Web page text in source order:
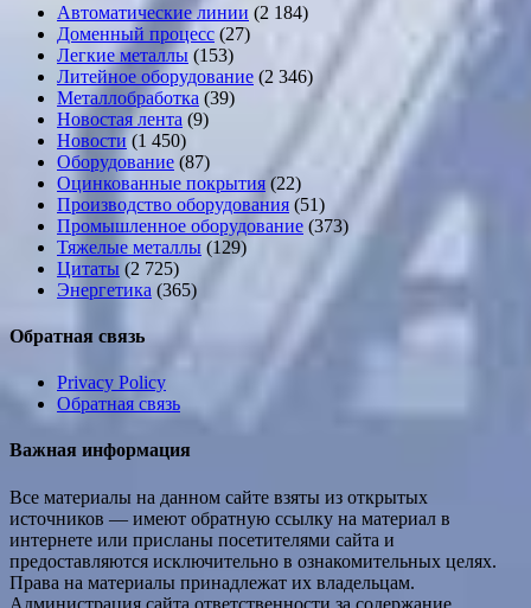
Автоматические линии (2 184)
Доменный процесс (27)
Легкие металлы (153)
Литейное оборудование (2 346)
Металлобработка (39)
Новостая лента (9)
Новости (1 450)
Оборудование (87)
Оцинкованные покрытия (22)
Производство оборудования (51)
Промышленное оборудование (373)
Тяжелые металлы (129)
Цитаты (2 725)
Энергетика (365)
Обратная связь
Privacy Policy
Обратная связь
Важная информация
Все материалы на данном сайте взяты из открытых
источников — имеют обратную ссылку на материал в
интернете или присланы посетителями сайта и
предоставляются исключительно в ознакомительных целях.
Права на материалы принадлежат их владельцам.
Администрация сайта ответственности за содержание